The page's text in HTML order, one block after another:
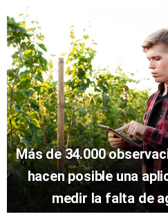
Más de 34.000
hacen posible una
medir la falta de